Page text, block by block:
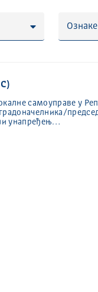
Ознаке
самоуправе у
унапређењ…